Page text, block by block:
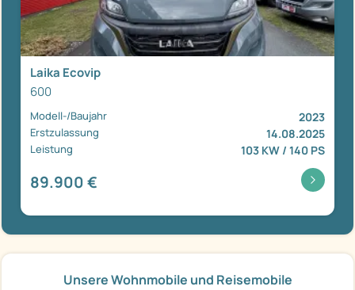
Laika Ecovip
600
Modell-/Baujahr 2023
Erstzulassung 14.08.2025
Leistung 103 KW / 140 PS
89.900 €
Unsere Wohnmobile und Reisemobile